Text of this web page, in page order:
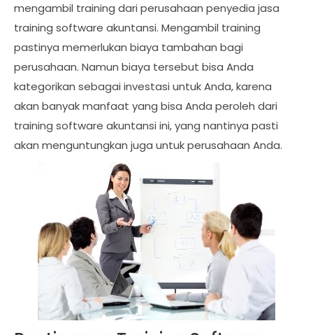
mengambil training dari perusahaan penyedia jasa
training software akuntansi. Mengambil training
pastinya memerlukan biaya tambahan bagi
perusahaan. Namun biaya tersebut bisa Anda
kategorikan sebagai investasi untuk Anda, karena
akan banyak manfaat yang bisa Anda peroleh dari
training software akuntansi ini, yang nantinya pasti
akan menguntungkan juga untuk perusahaan Anda.